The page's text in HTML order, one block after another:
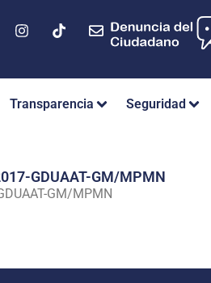
Transparencia Seguridad
GDUAAT-GM/MPMN
GM/MPMN